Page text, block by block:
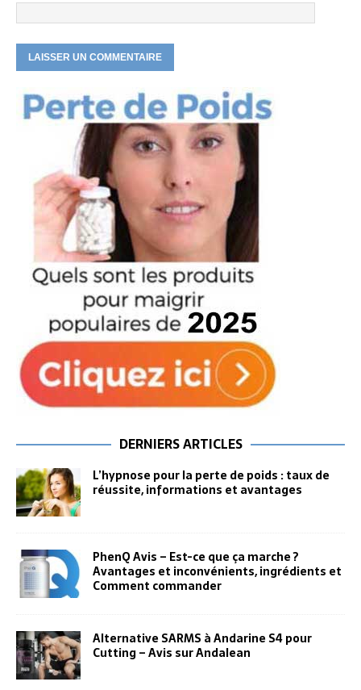
DERNIERS ARTICLES
L’hypnose pour la perte de poids : taux de
réussite, informations et avantages
PhenQ Avis – Est-ce que ça marche ?
Avantages et inconvénients, ingrédients et
Comment commander
Alternative SARMS à Andarine S4 pour
Cutting – Avis sur Andalean